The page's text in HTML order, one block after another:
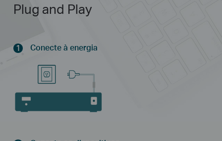
Plug and Play
1 Conecte à energia